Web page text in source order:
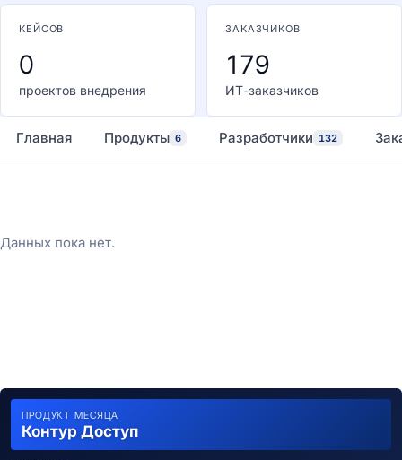
КЕЙСОВ
0
проектов внедрения
ЗАКАЗЧИКОВ
179
ИТ-заказчиков
Главная Продукты 6 Разработчики 132
Данных пока нет.
ПРОДУКТ МЕСЯЦА
Контур Доступ